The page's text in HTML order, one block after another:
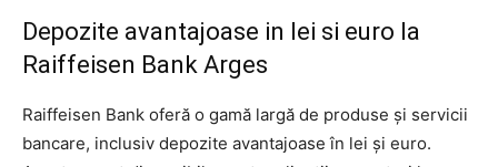
Depozite avantajoase in lei si euro la
Raiffeisen Bank Arges
Raiffeisen Bank oferă o gamă largă de produse și servicii
bancare, inclusiv depozite avantajoase în lei și euro.